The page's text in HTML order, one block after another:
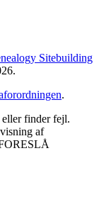
Sitebuilding
.
finder fejl.
af